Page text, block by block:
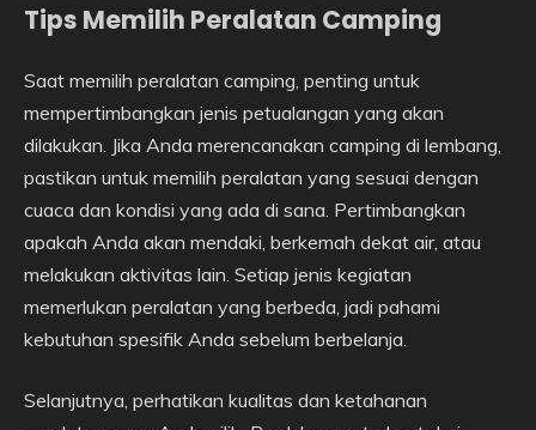
Tips Memilih Peralatan Camping
Saat memilih peralatan camping, penting untuk
mempertimbangkan jenis petualangan yang akan
dilakukan. Jika Anda merencanakan camping di lembang,
pastikan untuk memilih peralatan yang sesuai dengan
cuaca dan kondisi yang ada di sana. Pertimbangkan
apakah Anda akan mendaki, berkemah dekat air, atau
melakukan aktivitas lain. Setiap jenis kegiatan
memerlukan peralatan yang berbeda, jadi pahami
kebutuhan spesifik Anda sebelum berbelanja.
Selanjutnya, perhatikan kualitas dan ketahanan